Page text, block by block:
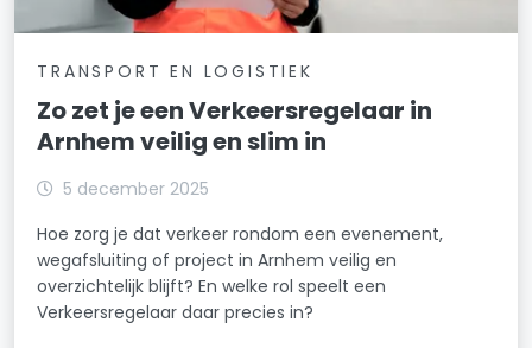
TRANSPORT EN LOGISTIEK
Zo zet je een Verkeersregelaar in
Arnhem veilig en slim in
5 december 2025
Hoe zorg je dat verkeer rondom een evenement,
wegafsluiting of project in Arnhem veilig en
overzichtelijk blijft? En welke rol speelt een
Verkeersregelaar daar precies in?